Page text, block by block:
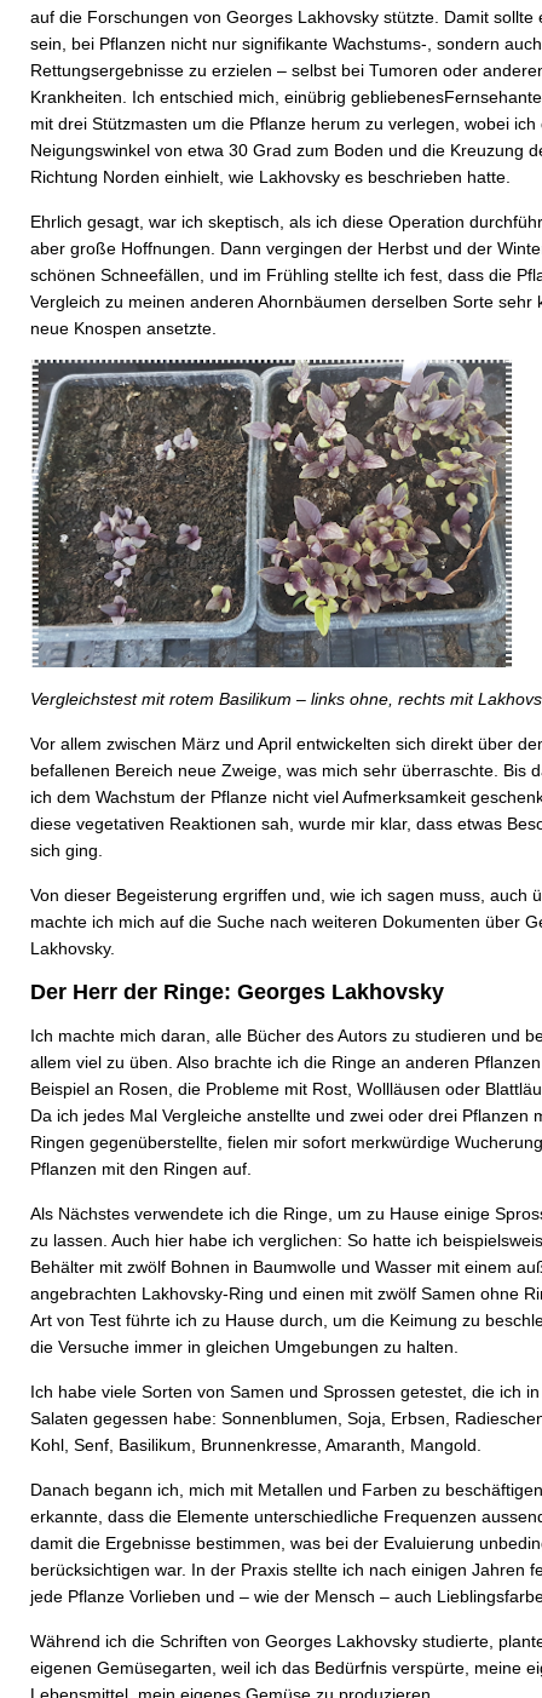
auf die Forschungen von Georges Lakhovsky stützte. Damit sollte
sein, bei Pflanzen nicht nur signifikante Wachstums-, sondern auch
Rettungsergebnisse zu erzielen – selbst bei Tumoren oder
Krankheiten. Ich entschied mich, einübrig
mit drei Stützmasten um die Pflanze herum zu verlegen, wobei ich
Neigungswinkel von etwa 30 Grad zum Boden und die Kreuzung
Richtung Norden einhielt, wie Lakhovsky es beschrieben hatte.
Ehrlich gesagt, war ich skeptisch, als ich diese Operation
aber große Hoffnungen. Dann vergingen der Herbst und der
schönen Schneefällen, und im Frühling stellte ich fest, dass die
Vergleich zu meinen anderen Ahornbäumen derselben Sorte sehr
neue Knospen ansetzte.
Vergleichstest mit rotem Basilikum – links ohne, rechts mit
Vor allem zwischen März und April entwickelten sich direkt über
befallenen Bereich neue Zweige, was mich sehr überraschte. Bis
ich dem Wachstum der Pflanze nicht viel Aufmerksamkeit
diese vegetativen Reaktionen sah, wurde mir klar, dass etwas
sich ging.
Von dieser Begeisterung ergriffen und, wie ich sagen muss, auch
machte ich mich auf die Suche nach weiteren Dokumenten über
Lakhovsky.
Der Herr der Ringe: Georges Lakhovsky
Ich machte mich daran, alle Bücher des Autors zu studieren und
allem viel zu üben. Also brachte ich die Ringe an anderen
Beispiel an Rosen, die Probleme mit Rost, Wollläusen oder
Da ich jedes Mal Vergleiche anstellte und zwei oder drei Pflanzen
Ringen gegenüberstellte, fielen mir sofort merkwürdige
Pflanzen mit den Ringen auf.
Als Nächstes verwendete ich die Ringe, um zu Hause einige
zu lassen. Auch hier habe ich verglichen: So hatte ich
Behälter mit zwölf Bohnen in Baumwolle und Wasser mit einem
angebrachten Lakhovsky-Ring und einen mit zwölf Samen ohne
Art von Test führte ich zu Hause durch, um die Keimung zu
die Versuche immer in gleichen Umgebungen zu halten.
Ich habe viele Sorten von Samen und Sprossen getestet, die ich
Salaten gegessen habe: Sonnenblumen, Soja, Erbsen,
Kohl, Senf, Basilikum, Brunnenkresse, Amaranth, Mangold.
Danach begann ich, mich mit Metallen und Farben zu
erkannte, dass die Elemente unterschiedliche Frequenzen
damit die Ergebnisse bestimmen, was bei der Evaluierung
berücksichtigen war. In der Praxis stellte ich nach einigen Jahren
jede Pflanze Vorlieben und – wie der Mensch – auch
Während ich die Schriften von Georges Lakhovsky studierte,
eigenen Gemüsegarten, weil ich das Bedürfnis verspürte, meine